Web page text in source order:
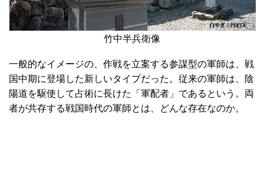
竹中半兵衛像
一般的なイメージの、作戦を立案する参謀型の軍師は、戦
国中期に登場した新しいタイプだった。従来の軍師は、陰
陽道を駆使して占術に長けた「軍配者」であるという。両
者が共存する戦国時代の軍師とは、どんな存在なのか。